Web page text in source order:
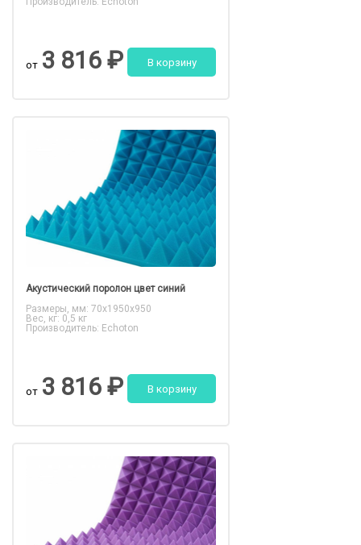
от 3 816 ₽ В корзину
Акустический поролон цвет синий
Размеры, мм: 70x1950x950
Вес, кг: 0,5 кг
Производитель: Echoton
от 3 816 ₽ В корзину